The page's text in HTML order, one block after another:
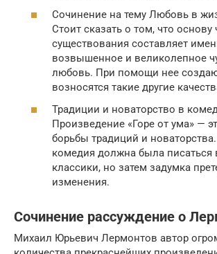
Сочинение на тему Любовь в
Стоит сказать о том, что основу
существования составляет
возвышенное и великолепное
любовь. При помощи нее
возносятся такие другие
Традиции и новаторство в
Произведение «Горе от ума» —
борьбы традиций и
комедия должна была писаться
классики, но затем задумка
изменения.
Сочинение рассуждение о
Михаил Юрьевич Лермонтов автор